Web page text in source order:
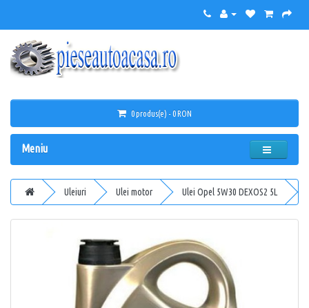
0 produs(e) - 0 RON
Meniu
Uleiuri Ulei motor Ulei Opel 5W30 DEXOS2 5L